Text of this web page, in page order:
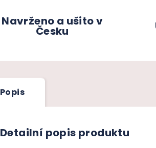
Navrženo a ušito v
Česku
Popis
Detailní popis produktu